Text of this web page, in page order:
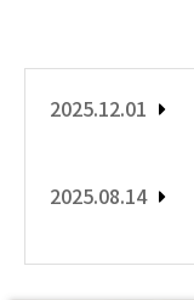
2025.12.01
2025.08.14